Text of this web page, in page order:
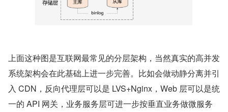
上面这种图是互联网最常见的分层架构，当然真实的高并发
系统架构会在此基础上进一步完善。比如会做动静分离并引
入 CDN，反向代理层可以是 LVS+Nginx，Web 层可以是统
一的 API 网关，业务服务层可进一步按垂直业务做微服务